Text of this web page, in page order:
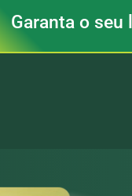
Garanta o seu